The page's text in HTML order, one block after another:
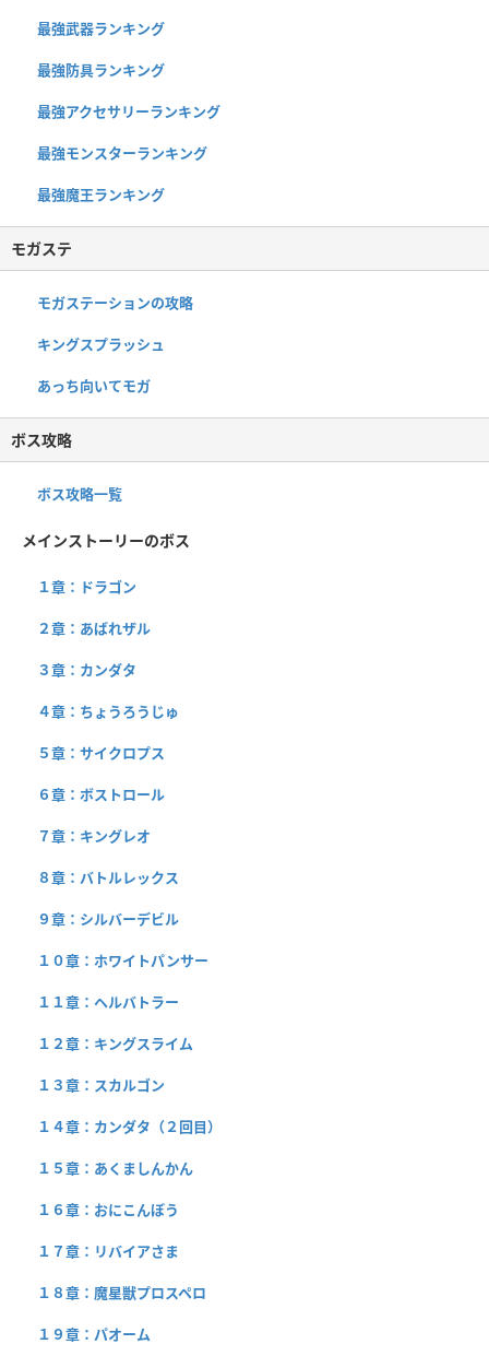
最強武器ランキング
最強防具ランキング
最強アクセサリーランキング
最強モンスターランキング
最強魔王ランキング
モガステ
モガステーションの攻略
キングスプラッシュ
あっち向いてモガ
ボス攻略
ボス攻略一覧
メインストーリーのボス
１章：ドラゴン
２章：あばれザル
３章：カンダタ
４章：ちょうろうじゅ
５章：サイクロプス
６章：ボストロール
７章：キングレオ
８章：バトルレックス
９章：シルバーデビル
１０章：ホワイトパンサー
１１章：ヘルバトラー
１２章：キングスライム
１３章：スカルゴン
１４章：カンダタ（２回目）
１５章：あくましんかん
１６章：おにこんぼう
１７章：リバイアさま
１８章：魔星獣プロスペロ
１９章：パオーム